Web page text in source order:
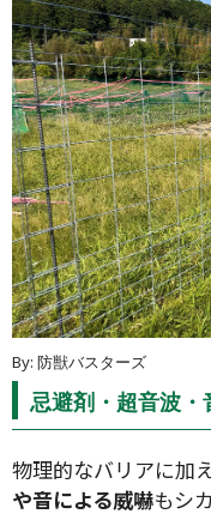
タイプ
大テーマ
小テーマ
絞り込み
By: 防獣バスターズ
忌避剤・超音波
物理的なバリアに加え
や音による威嚇もシ